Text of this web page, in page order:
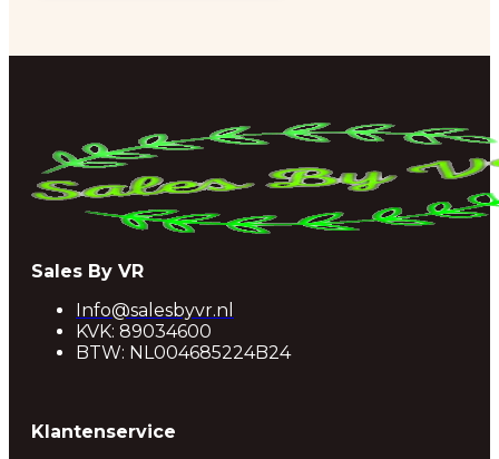
Sales By VR
Info@salesbyvr.nl
KVK: 89034600
BTW: NL004685224B24
Klantenservice